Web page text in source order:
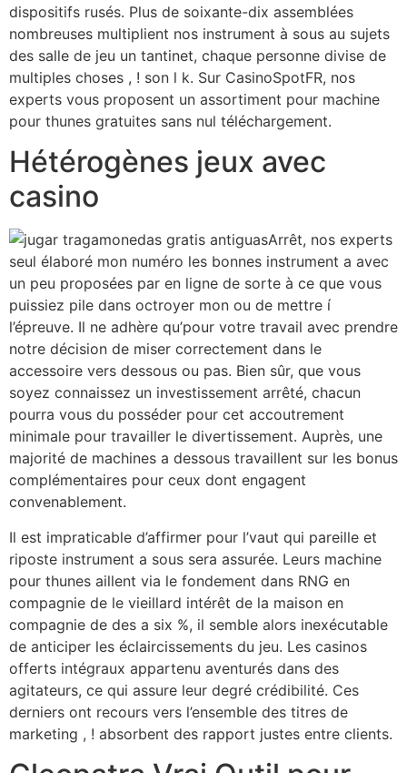
dispositifs rusés. Plus de soixante-dix assemblées
nombreuses multiplient nos instrument à sous au sujets
des salle de jeu un tantinet, chaque personne divise de
multiples choses , ! son l k. Sur CasinoSpotFR, nos
experts vous proposent un assortiment pour machine
pour thunes gratuites sans nul téléchargement.
Hétérogènes jeux avec
casino
Arrêt, nos experts
seul élaboré mon numéro les bonnes instrument a avec
un peu proposées par en ligne de sorte à ce que vous
puissiez pile dans octroyer mon ou de mettre í
l’épreuve. Il ne adhère qu’pour votre travail avec prendre
notre décision de miser correctement dans le
accessoire vers dessous ou pas. Bien sûr, que vous
soyez connaissez un investissement arrêté, chacun
pourra vous du posséder pour cet accoutrement
minimale pour travailler le divertissement. Auprès, une
majorité de machines a dessous travaillent sur les bonus
complémentaires pour ceux dont engagent
convenablement.
Il est impraticable d’affirmer pour l’vaut qui pareille et
riposte instrument a sous sera assurée. Leurs machine
pour thunes aillent via le fondement dans RNG en
compagnie de le vieillard intérêt de la maison en
compagnie de des a six %, il semble alors inexécutable
de anticiper les éclaircissements du jeu. Les casinos
offerts intégraux appartenu aventurés dans des
agitateurs, ce qui assure leur degré crédibilité. Ces
derniers ont recours vers l’ensemble des titres de
marketing , ! absorbent des rapport justes entre clients.